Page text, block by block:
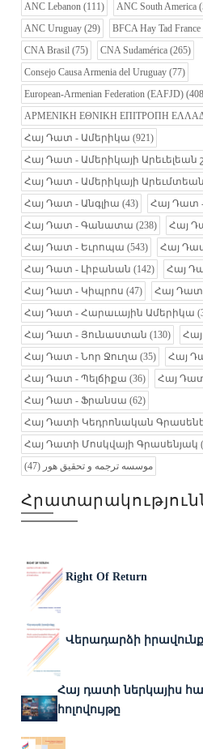
ANC Lebanon (111) ANC South America
ANC Uruguay (29) BFCA Hay Tad France
CNA Brasil (75) CNA Sudamérica (265)
Consejo Causa Armenia del Uruguay (77)
European-Armenian Federation (EAFJD)
ΑΡΜΕΝΙΚΗ ΕΘΝΙΚΗ ΕΠΙΤΡΟΠΗ
Հայ Դատ - Ամերիկա (921)
Հայ Դատ - Ամերիկայի Արեւելեան
Հայ Դատ - Ամերիկայի
Հայ Դատ - Անգլիա (43) Հայ Դատ
Հայ Դատ - Գանատա (238) Հայ
Հայ Դատ - Եւրոպա (543) Հայ
Հայ Դատ - Լիբանան (142) Հայ
Հայ Դատ - Կիպրոս (47) Հայ Դատ
Հայ Դատ - Հարաւային Ամերիկա
Հայ Դատ - Յունաստան (130)
Հայ Դատ - Նոր Ջուղա (35) Հայ
Հայ Դատ - Պելճիքա (36) Հայ
Հայ Դատ - Ֆրանսա (62)
Հայ Դատի Կեդրոնական
Հայ Դատի Մոսկվայի Գրասենյակ
موسسه ترجمه و تحقیق هور (47)
Right Of Return
Վերադարձի
Հայ դատի ներկայիս
հոլովույթը